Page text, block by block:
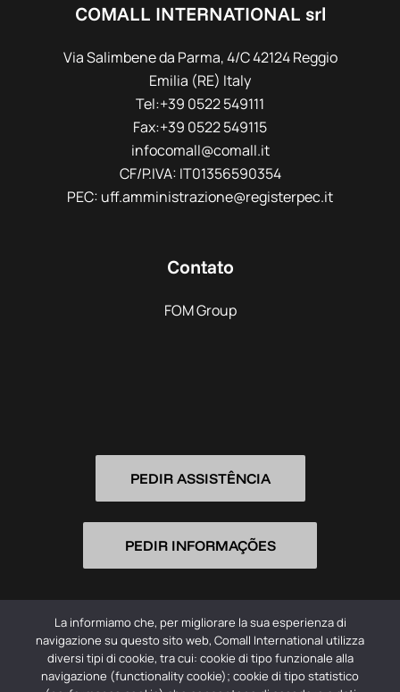
COMALL INTERNATIONAL srl
Via Salimbene da Parma, 4/C 42124 Reggio
Emilia (RE) Italy
Tel:+39 0522 549111
Fax:+39 0522 549115
infocomall@comall.it
CF/P.IVA: IT01356590354
PEC: uff.amministrazione@registerpec.it
Contato
FOM Group
PEDIR ASSISTÊNCIA
PEDIR INFORMAÇÕES
La informiamo che, per migliorare la sua esperienza di
navigazione su questo sito web, Comall International utilizza
diversi tipi di cookie, tra cui: cookie di tipo funzionale alla
navigazione (functionality cookie); cookie di tipo statistico